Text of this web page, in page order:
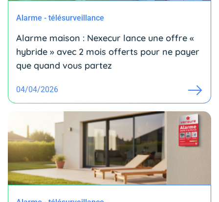
Alarme - télésurveillance
Alarme maison : Nexecur lance une offre «
hybride » avec 2 mois offerts pour ne payer
que quand vous partez
04/04/2026